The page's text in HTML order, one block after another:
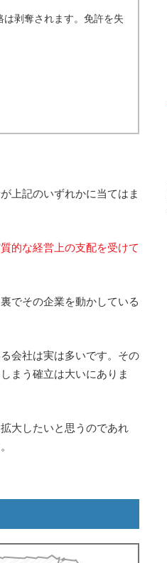
剥奪されます。免許を失
上記のいずれかに当てはま
的な経営上の支配を受けて
でその企業を動かしている
会社は実は多いです。その
まう確立は大いにありま
大したいと思うのであれ